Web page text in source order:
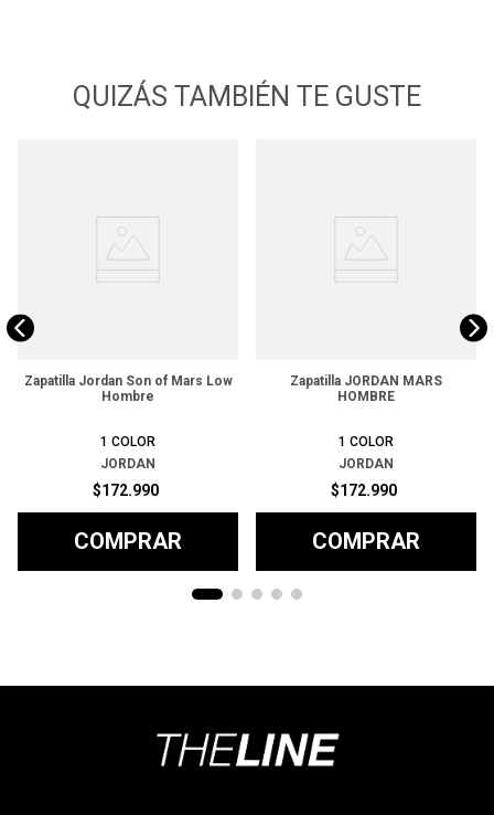
QUIZÁS TAMBIÉN TE GUSTE
Zapatilla Jordan Son of Mars Low
Hombre
1 COLOR
JORDAN
$172.990
COMPRAR
Zapatilla JORDAN MARS
HOMBRE
1 COLOR
JORDAN
$172.990
COMPRAR